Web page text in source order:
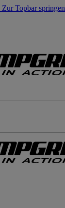
Zur Topbar springen